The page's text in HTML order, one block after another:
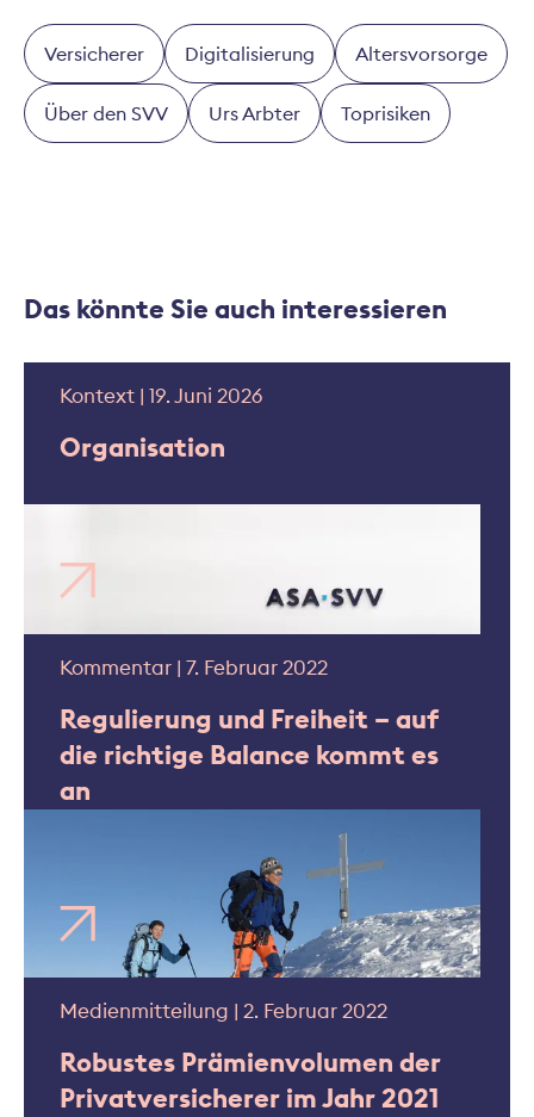
Versicherer Digitalisierung Altersvorsorge
Über den SVV Urs Arbter Toprisiken
Das könnte Sie auch interessieren
Kontext | 19. Juni 2026
Organisation
Kommentar | 7. Februar 2022
Regulierung und Freiheit – auf
die richtige Balance kommt es
an
Medienmitteilung | 2. Februar 2022
Robustes Prämienvolumen der
Privatversicherer im Jahr 2021